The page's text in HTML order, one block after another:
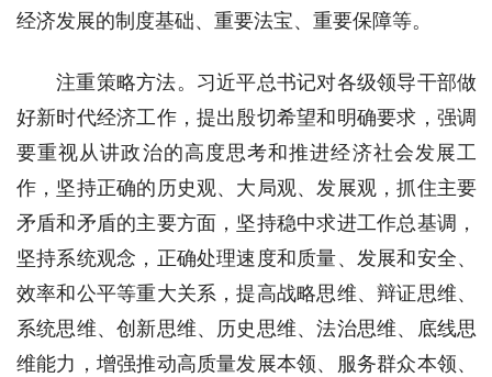
经济发展的制度基础、重要法宝、重要保障等。
注重策略方法。习近平总书记对各级领导干部做
好新时代经济工作，提出殷切希望和明确要求，强调
要重视从讲政治的高度思考和推进经济社会发展工
作，坚持正确的历史观、大局观、发展观，抓住主要
矛盾和矛盾的主要方面，坚持稳中求进工作总基调，
坚持系统观念，正确处理速度和质量、发展和安全、
效率和公平等重大关系，提高战略思维、辩证思维、
系统思维、创新思维、历史思维、法治思维、底线思
维能力，增强推动高质量发展本领、服务群众本领、